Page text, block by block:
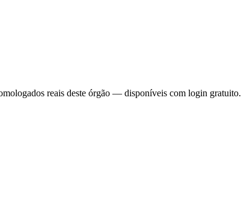
reais deste órgão — disponíveis com login gratuito.